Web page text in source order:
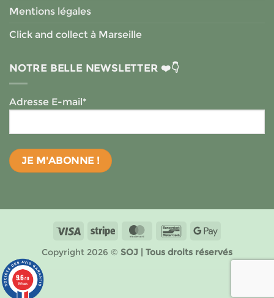
Mentions légales
Click and collect à Marseille
NOTRE BELLE NEWSLETTER ❤️👇
Adresse E-mail*
Visa Stripe MasterCardBancontactGoogle
Copyright 2026 © SOJ | Tous droits réservés
9.6/10
199 avis